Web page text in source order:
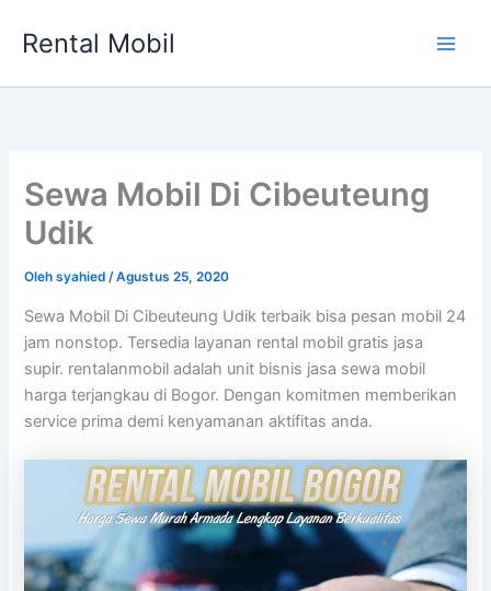
Rental Mobil
Sewa Mobil Di Cibeuteung
Udik
Olehsyahied/Agustus 25, 2020
Sewa Mobil Di Cibeuteung Udik terbaik bisa pesan mobil 24
jam nonstop. Tersedia layanan rental mobil gratis jasa
supir. rentalanmobil adalah unit bisnis jasa sewa mobil
harga terjangkau di Bogor. Dengan komitmen memberikan
service prima demi kenyamanan aktifitas anda.